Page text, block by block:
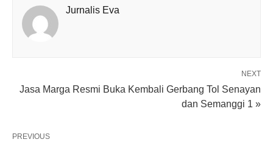
Jurnalis Eva
NEXT
Jasa Marga Resmi Buka Kembali Gerbang Tol Senayan
dan Semanggi 1 »
PREVIOUS